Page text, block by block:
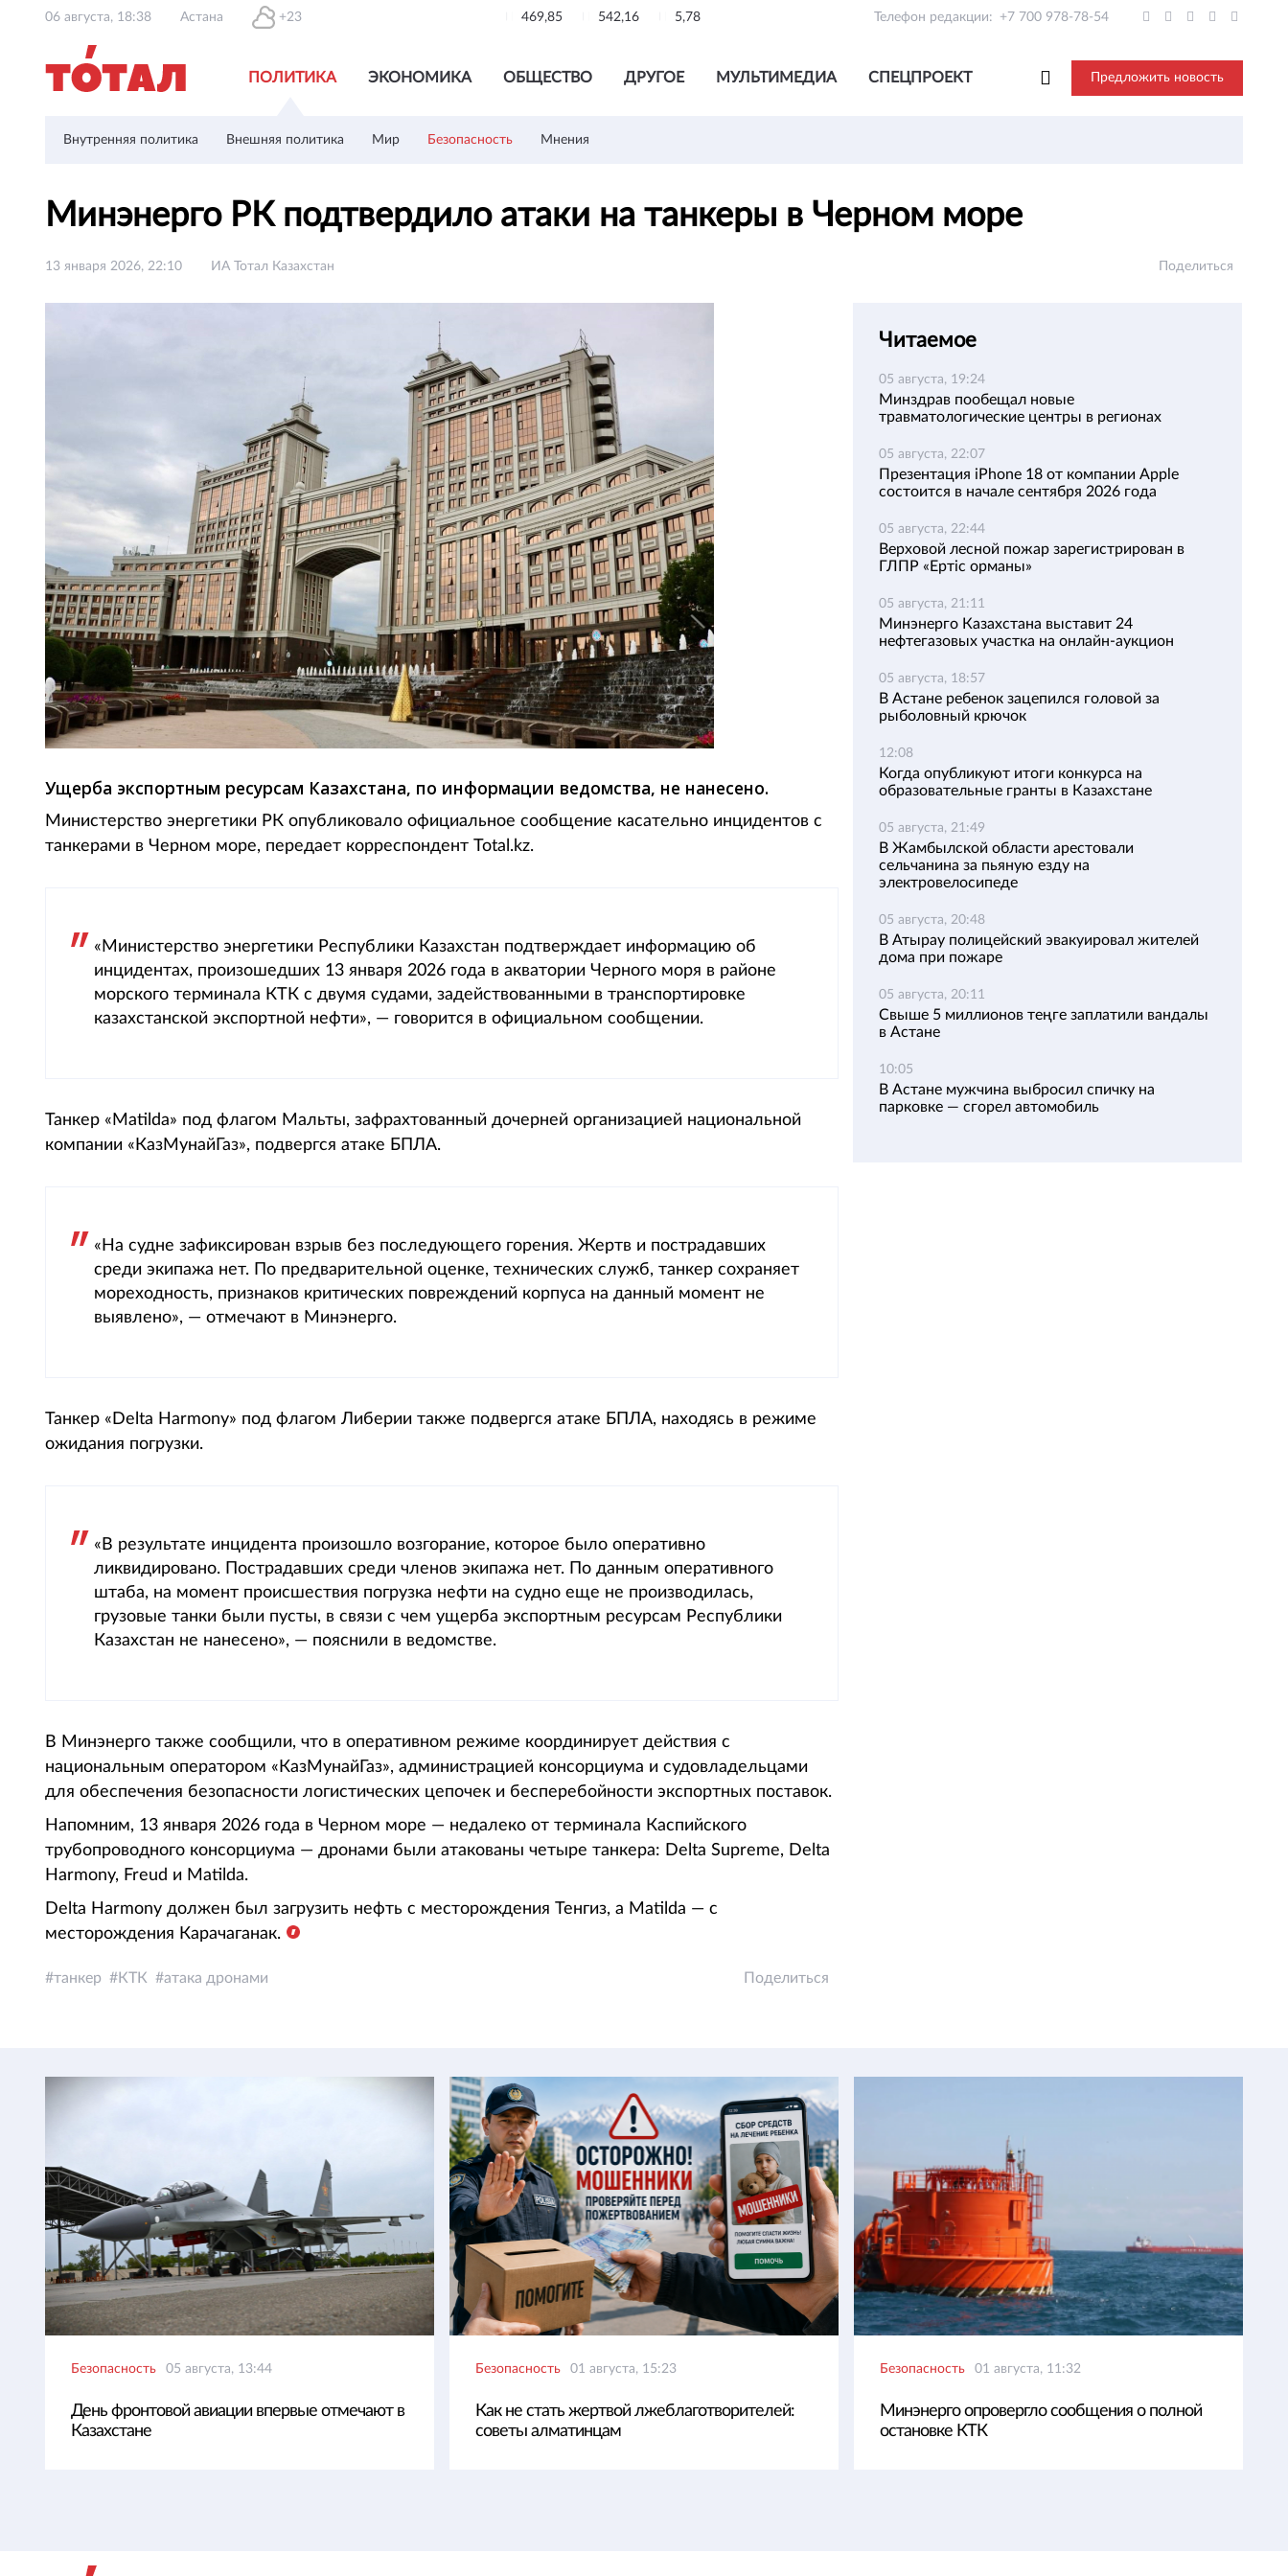
06 августа, 18:38 Астана +23 469,85 542,16 5,78 Телефон редакции: +7 700 978-78-54
ПОЛИТИКА ЭКОНОМИКА ОБЩЕСТВО ДРУГОЕ МУЛЬТИМЕДИА СПЕЦПРОЕКТ Предложить новость
Внутренняя политика Внешняя политика Мир Безопасность Мнения
Минэнерго РК подтвердило атаки на танкеры в Черном море
13 января 2026, 22:10 ИА Тотал Казахстан Поделиться
Ущерба экспортным ресурсам Казахстана, по информации ведомства, не нанесено.
Министерство энергетики РК опубликовало официальное сообщение касательно инцидентов с
танкерами в Черном море, передает корреспондент Total.kz.
«Министерство энергетики Республики Казахстан подтверждает информацию об
инцидентах, произошедших 13 января 2026 года в акватории Черного моря в районе
морского терминала КТК с двумя судами, задействованными в транспортировке
казахстанской экспортной нефти», — говорится в официальном сообщении.
Танкер «Matilda» под флагом Мальты, зафрахтованный дочерней организацией национальной
компании «КазМунайГаз», подвергся атаке БПЛА.
«На судне зафиксирован взрыв без последующего горения. Жертв и пострадавших
среди экипажа нет. По предварительной оценке, технических служб, танкер сохраняет
мореходность, признаков критических повреждений корпуса на данный момент не
выявлено», — отмечают в Минэнерго.
Танкер «Delta Harmony» под флагом Либерии также подвергся атаке БПЛА, находясь в режиме
ожидания погрузки.
«В результате инцидента произошло возгорание, которое было оперативно
ликвидировано. Пострадавших среди членов экипажа нет. По данным оперативного
штаба, на момент происшествия погрузка нефти на судно еще не производилась,
грузовые танки были пусты, в связи с чем ущерба экспортным ресурсам Республики
Казахстан не нанесено», — пояснили в ведомстве.
В Минэнерго также сообщили, что в оперативном режиме координирует действия с
национальным оператором «КазМунайГаз», администрацией консорциума и судовладельцами
для обеспечения безопасности логистических цепочек и бесперебойности экспортных поставок.
Напомним, 13 января 2026 года в Черном море — недалеко от терминала Каспийского
⁠трубопроводного консорциума — дронами были атакованы четыре танкера: Delta Supreme, Delta
Harmony, Freud и Matilda.
Delta Harmony должен был загрузить нефть с месторождения Тенгиз, а Matilda — с
месторождения Карачаганак.
танкер КТК атака дронами Поделиться
Читаемое
05 августа, 19:24
Минздрав пообещал новые
травматологические центры в регионах
05 августа, 22:07
Презентация iPhone 18 от компании Apple
состоится в начале сентября 2026 года
05 августа, 22:44
Верховой лесной пожар зарегистрирован в
ГЛПР «Ертіс орманы»
05 августа, 21:11
Минэнерго Казахстана выставит 24
нефтегазовых участка на онлайн-аукцион
05 августа, 18:57
В Астане ребенок зацепился головой за
рыболовный крючок
12:08
Когда опубликуют итоги конкурса на
образовательные гранты в Казахстане
05 августа, 21:49
В Жамбылской области арестовали
сельчанина за пьяную езду на
электровелосипеде
05 августа, 20:48
В Атырау полицейский эвакуировал жителей
дома при пожаре
05 августа, 20:11
Свыше 5 миллионов теңге заплатили вандалы
в Астане
10:05
В Астане мужчина выбросил спичку на
парковке — сгорел автомобиль
Безопасность 05 августа, 13:44
День фронтовой авиации впервые отмечают в
Казахстане
Безопасность 01 августа, 15:23
Как не стать жертвой лжеблаготворителей:
советы алматинцам
Безопасность 01 августа, 11:32
Минэнерго опровергло сообщения о полной
остановке КТК